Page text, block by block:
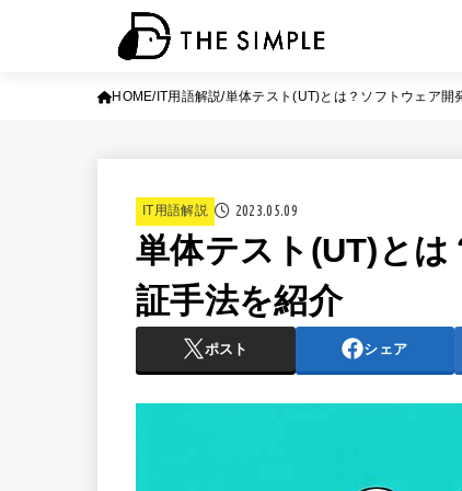
HOME IT用語解説 単体テスト(UT)とは？ソフトウェア開
IT用語解説 2023.05.09
単体テスト(UT)と
証手法を紹介
ポスト シェア